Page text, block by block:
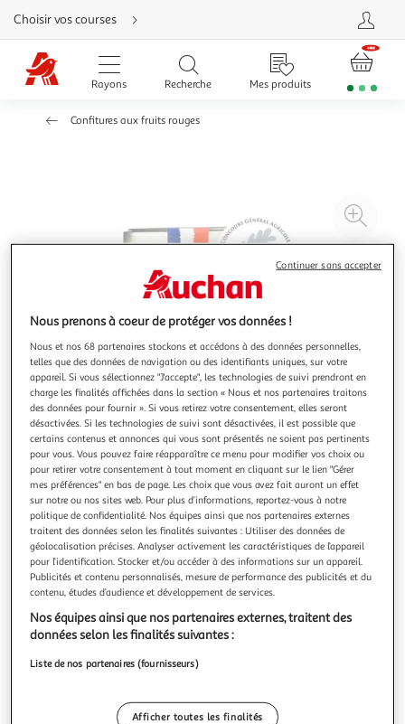
Aller
directement
au
contenu
Aller
directement
Aller
Choisir vos courses
Rayons Recherche Mes produits
Confitures aux fruits rouges
à
LUCIEN GEORGELIN
Confiture légère à la fraise cuite au chaudron
30% de sucre en moins - Cuisson Traditionnelle au
Chaudron, Travail du fruit pour préserver la saveur et le
goût des fruits – Fabriquée en France
En savoir +
320g
Vous voulez connaître le prix de ce produit ?
Afficher le prix
Nous prenons à coeur de protéger vos données !
Nous et nos 68 partenaires stockons et accédons à des données personnelles,
telles que des données de navigation ou des identifiants uniques, sur votre
appareil. Si vous sélectionnez "J'accepte", les technologies de suivi prendront en
charge les finalités affichées dans la section « Nous et nos partenaires traitons
des données pour fournir ». Si vous retirez votre consentement, elles seront
désactivées. Si les technologies de suivi sont désactivées, il est possible que
certains contenus et annonces qui vous sont présentés ne soient pas pertinents
pour vous. Vous pouvez faire réapparaître ce menu pour modifier vos choix ou
pour retirer votre consentement à tout moment en cliquant sur le lien "Gérer
mes préférences" en bas de page. Les choix que vous avez fait auront un effet
sur notre ou nos sites web. Pour plus d’informations, reportez-vous à notre
politique de confidentialité. Nos équipes ainsi que nos partenaires externes
traitent des données selon les finalités suivantes : Utiliser des données de
géolocalisation précises. Analyser activement les caractéristiques de l’appareil
pour l’identification. Stocker et/ou accéder à des informations sur un appareil.
Publicités et contenu personnalisés, mesure de performance des publicités et du
contenu, études d’audience et développement de services.
Nos équipes ainsi que nos partenaires externes, traitent des
données selon les finalités suivantes :
Liste de nos partenaires (fournisseurs)
Afficher toutes les finalités
Continuer sans accepter